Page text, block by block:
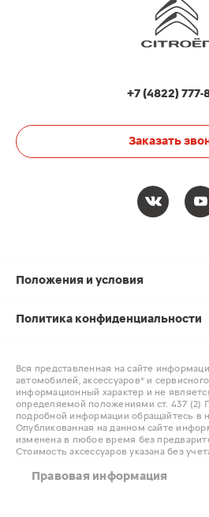
+7 (4822) 777-
Заказать
Положения и условия
Политика конфиденциальности
Вся представленная на сайте
автомобилей, аксессуаров* и
информационный характер и не
определяемой положениями ст. 437 (2)
подробной информации обращайтесь в
Опубликованная на данном сайте
изменена в любое время без
Стоимость аксессуаров указана без
Правовая информация